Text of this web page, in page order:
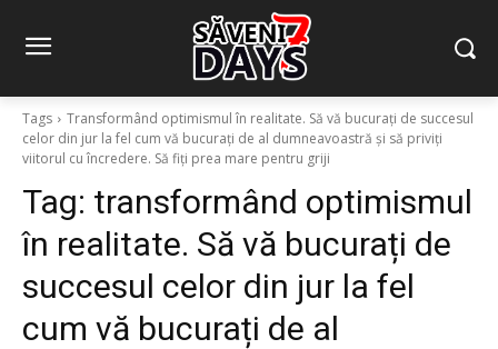
Tags
Transformând optimismul în realitate. Să vă bucurați de succesul
celor din jur la fel cum vă bucurați de al dumneavoastră și să priviți
viitorul cu încredere. Să fiți prea mare pentru griji
Tag: transformând optimismul
în realitate. Să vă bucurați de
succesul celor din jur la fel
cum vă bucurați de al